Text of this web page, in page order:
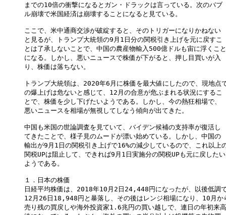
までの10倍の衝撃になるとガン・ドラックは言っている。次のバブ
ル崩壊で米国経済は崩壊することになると見ている。
ここで、米中通商交渉が破綻すると、そのトリガーになりかねない
と見るが、トランプ大統領の9月1日分の関税引き上げを元に戻すこ
とは了承しないことで、中国の農産物輸入500億ドルも宙に浮くこと
になる。しかし、悪いニュースで株価が下がると、押し目買いが入
り、株価は落ちない。
トランプ大統領は、2020年6月に株価を最大値にしたので、現地点
の爆上げは危ないと感じて、12月の合意が危ぶまれる状況にするこ
とで、株価を少し下げたいようである。しかし、今の熱狂相場で、
悪いニュースを相場が無視してしなう傾向が出てきた。
中国も米国の世論調査を見ていて、バイデン候補の支持率が復活し
てきたことで、様子見のムードが漂い始めている。しかし、中国の
輸出が9月1日の関税引き上げで16%の減少しているので、これ以上
関税UPは阻止して、できれば9月1日実施分の関税UPも元に戻したい
ようである。
１．日本の株価
日経平均株価は、2018年10月2日24,448円になったが、以後低調
12月26日18,948円と暴落し、その後はレンジ相場になり、10月か
売り残の買戻しや海外投資家1.6兆円の買い越しで、連日の年初来高